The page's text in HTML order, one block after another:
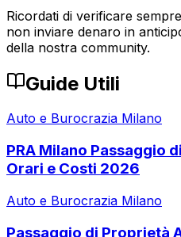
Ricordati di verificare
non inviare denaro in
della nostra community.
Guide Utili
Auto e Burocrazia Milano
PRA Milano Passaggio
Orari e Costi 2026
Auto e Burocrazia Milano
Passaggio di Proprietà